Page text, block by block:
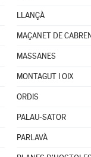
LLANÇÀ
MAÇANET DE
MASSANES
MONTAGUT I OIX
ORDIS
PALAU-SATOR
PARLAVÀ